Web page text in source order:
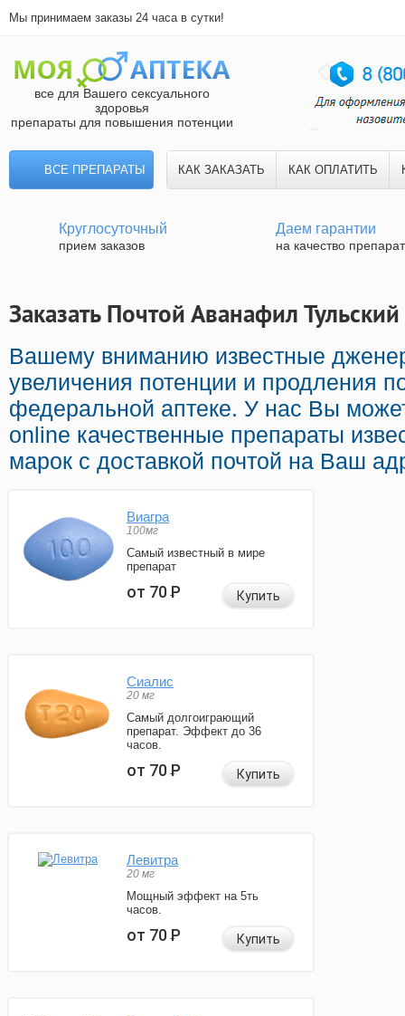
Мы принимаем заказы 24 часа в сутки!
все для Вашего сексуального
здоровья
препараты для повышения потенции
ВСЕ ПРЕПАРАТЫ КАК ЗАКАЗАТЬ КАК ОПЛАТИТЬ
Круглосуточный
прием заказов
Даем гарантии
на качество
Заказать Почтой Аванафил
Вашему вниманию известные
увеличения потенции и продления
федеральной аптеке. У нас Вы
online качественные препараты
марок с доставкой почтой на Ваш
Виагра
100мг
Самый известный в мире
препарат
от 70Р Купить
Сиалис
20 мг
Самый долгоиграющий
препарат. Эффект до 36
часов.
от 70Р Купить
Левитра
20 мг
Мощный эффект на 5ть
часов.
от 70Р Купить